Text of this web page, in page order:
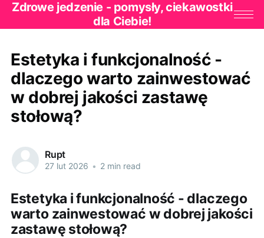
Zdrowe jedzenie - pomysły, ciekawostki
dla Ciebie!
Estetyka i funkcjonalność -
dlaczego warto zainwestować
w dobrej jakości zastawę
stołową?
Rupt
27 lut 2026 • 2 min read
Estetyka i funkcjonalność - dlaczego
warto zainwestować w dobrej jakości
zastawę stołową?